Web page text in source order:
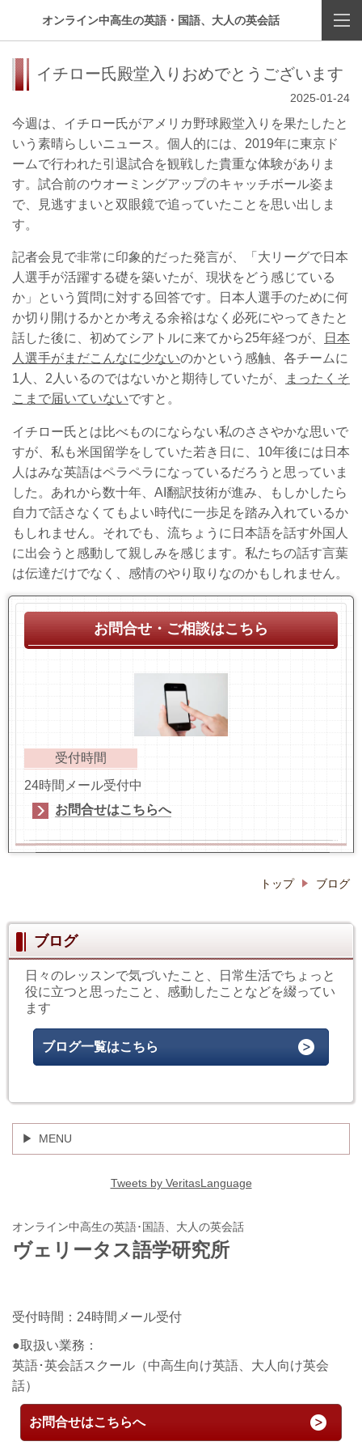
オンライン中高生の英語・国語、大人の英会話
イチロー氏殿堂入りおめでとうございます
2025-01-24
今週は、イチロー氏がアメリカ野球殿堂入りを果たしたと
いう素晴らしいニュース。個人的には、2019年に東京ド
ームで行われた引退試合を観戦した貴重な体験がありま
す。試合前のウオーミングアップのキャッチボール姿ま
で、見逃すまいと双眼鏡で追っていたことを思い出しま
す。
記者会見で非常に印象的だった発言が、「大リーグで日本
人選手が活躍する礎を築いたが、現状をどう感じている
か」という質問に対する回答です。
日本人選手のために何
か切り開けるかとか考える余裕はなく必死にやってきたと
話した後に、 初めてシアトルに来てから25年経つが、
日本
人選手がまだこんなに少ないのかという感触、 各チームに
1人、2人いるのではないかと期待していたが、
まったくそ
こまで届いていないですと。
イチロー氏とは比べものにならない私のささやかな思いで
すが、私も米国留学をしていた若き日に、10年後には日本
人はみな英語はペラペラになっているだろうと思っていま
した。あれから数十年、AI翻訳技術が進み、もしかしたら
自力で話さなくてもよい時代に一歩足を踏み入れているか
もしれません。それでも、流ちょうに日本語を話す外国人
に出会うと感動して親しみを感じます。私たちの話す言葉
は伝達だけでなく、感情のやり取りなのかもしれません。
お問合せ・ご相談はこちら
受付時間
24時間メール受付中
お問合せはこちらへ
トップ ブログ
ブログ
日々のレッスンで気づいたこと、日常生活でちょっと
役に立つと思ったこと、感動したことなどを綴ってい
ます
ブログ一覧はこちら
MENU
Tweets by VeritasLanguage
オンライン中高生の英語･国語、大人の英会話
ヴェリータス語学研究所
受付時間：24時間メール受付
●取扱い業務：
英語･英会話スクール（中高生向け英語、大人向け英会
話）
お問合せはこちらへ